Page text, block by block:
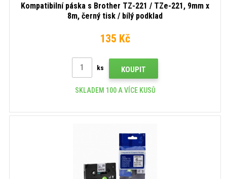
Kompatibilní páska s Brother TZ-221 / TZe-221, 9mm x
8m, černý tisk / bílý podklad
135 Kč
ks KOUPIT
SKLADEM 100 A VÍCE KUSŮ